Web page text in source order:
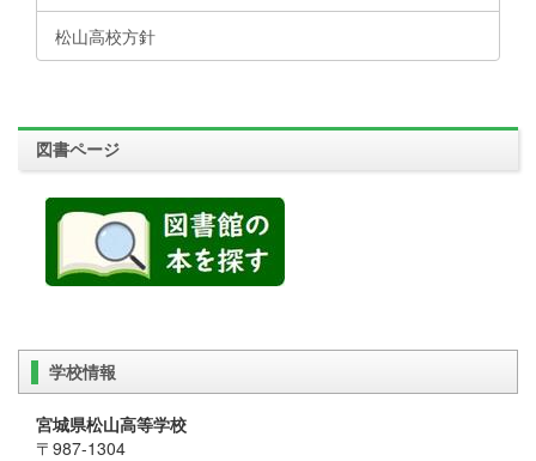
松山高校方針
図書ページ
学校情報
宮城県松山高等学校
〒987-1304